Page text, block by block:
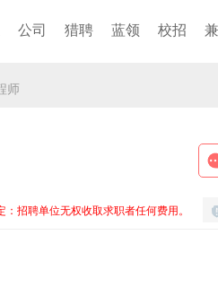
公司 猎聘 蓝领 校招
师
：招聘单位无权收取求职者任何费用。